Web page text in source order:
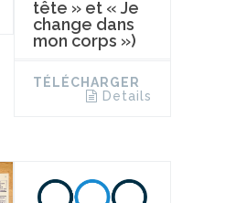
tête » et « Je
change dans
mon corps »)
TÉLÉCHARGER
Details